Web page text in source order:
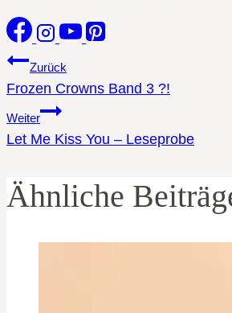
Beitragsnavigation
Zurück
Frozen Crowns Band 3 ?!
Weiter
Let Me Kiss You – Leseprobe
Ähnliche